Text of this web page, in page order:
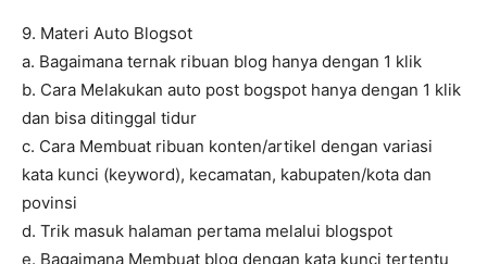
9. Materi Auto Blogsot
a. Bagaimana ternak ribuan blog hanya dengan 1 klik
b. Cara Melakukan auto post bogspot hanya dengan 1 klik
dan bisa ditinggal tidur
c. Cara Membuat ribuan konten/artikel dengan variasi
kata kunci (keyword), kecamatan, kabupaten/kota dan
povinsi
d. Trik masuk halaman pertama melalui blogspot
e. Bagaimana Membuat blog dengan kata kunci tertentu